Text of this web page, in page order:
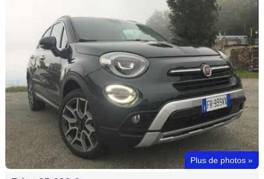
Utilitaires
Flottes
Auto
Services
Forum
Moto Plus de photos »